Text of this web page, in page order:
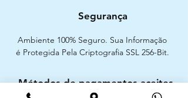
Segurança
Ambiente 100% Seguro. Sua Informação
é Protegida Pela Criptografia SSL 256-Bit.
Métodos de pagamentos aceites